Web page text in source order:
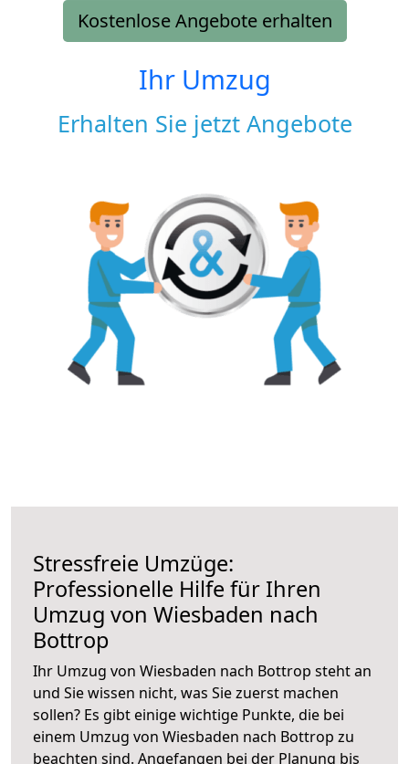
Kostenlose Angebote erhalten
Ihr Umzug
Erhalten Sie jetzt Angebote
Stressfreie Umzüge:
Professionelle Hilfe für Ihren
Umzug von Wiesbaden nach
Bottrop
Ihr Umzug von Wiesbaden nach Bottrop steht an
und Sie wissen nicht, was Sie zuerst machen
sollen? Es gibt einige wichtige Punkte, die bei
einem Umzug von Wiesbaden nach Bottrop zu
beachten sind. Angefangen bei der Planung bis